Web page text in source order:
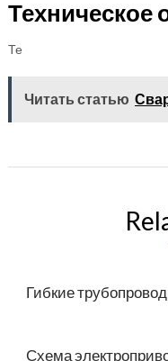
Техническое
Те
Читать статью
Гибкие
Схема